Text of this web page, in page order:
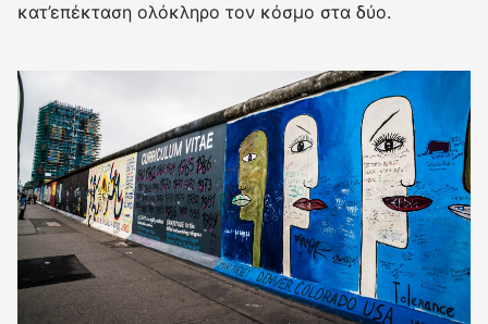
κατ’επέκταση ολόκληρο τον κόσμο στα δύο.